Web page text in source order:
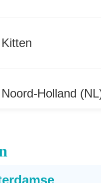
Kitten
Noord-Holland